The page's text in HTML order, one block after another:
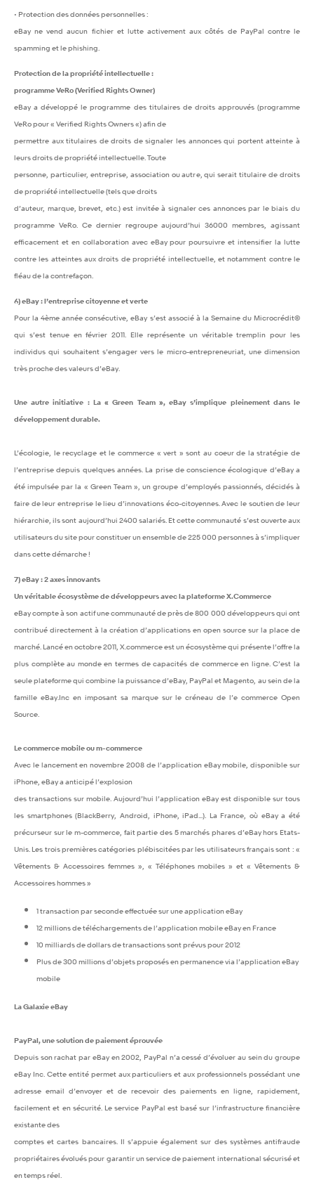
• Protection des données personnelles :
eBay ne vend aucun fichier et lutte activement aux côtés de PayPal contre le
spamming et le phishing.
Protection de la propriété intellectuelle :
programme VeRo (Verified Rights Owner)
eBay a développé le programme des titulaires de droits approuvés (programme
VeRo pour « Verified Rights Owners «) afin de
permettre aux titulaires de droits de signaler les annonces qui portent atteinte à
leurs droits de propriété intellectuelle. Toute
personne, particulier, entreprise, association ou autre, qui serait titulaire de droits
de propriété intellectuelle (tels que droits
d’auteur, marque, brevet, etc.) est invitée à signaler ces annonces par le biais du
programme VeRo. Ce dernier regroupe aujourd’hui 36000 membres, agissant
efficacement et en collaboration avec eBay pour poursuivre et intensifier la lutte
contre les atteintes aux droits de propriété intellectuelle, et notamment contre le
fléau de la contrefaçon.
6) eBay : l’entreprise citoyenne et verte
Pour la 4ème année consécutive, eBay s’est associé à la Semaine du Microcrédit©
qui s’est tenue en février 2011. Elle représente un véritable tremplin pour les
individus qui souhaitent s’engager vers le micro-entrepreneuriat, une dimension
très proche des valeurs d’eBay.
Une autre initiative : La « Green Team », eBay s’implique pleinement dans le
développement durable.
L’écologie, le recyclage et le commerce « vert » sont au coeur de la stratégie de
l’entreprise depuis quelques années. La prise de conscience écologique d’eBay a
été impulsée par la « Green Team », un groupe d’employés passionnés, décidés à
faire de leur entreprise le lieu d’innovations éco-citoyennes. Avec le soutien de leur
hiérarchie, ils sont aujourd’hui 2400 salariés. Et cette communauté s’est ouverte aux
utilisateurs du site pour constituer un ensemble de 225 000 personnes à s’impliquer
dans cette démarche !
7) eBay : 2 axes innovants
Un véritable écosystème de développeurs avec la plateforme X.Commerce
eBay compte à son actif une communauté de près de 800 000 développeurs qui ont
contribué directement à la création d’applications en open source sur la place de
marché. Lancé en octobre 2011, X.commerce est un écosystème qui présente l’offre la
plus complète au monde en termes de capacités de commerce en ligne. C’est la
seule plateforme qui combine la puissance d’eBay, PayPal et Magento, au sein de la
famille eBay.Inc en imposant sa marque sur le créneau de l’e commerce Open
Source.
Le commerce mobile ou m-commerce
Avec le lancement en novembre 2008 de l’application eBay mobile, disponible sur
iPhone, eBay a anticipé l’explosion
des transactions sur mobile. Aujourd’hui l’application eBay est disponible sur tous
les smartphones (BlackBerry, Android, iPhone, iPad...). La France, où eBay a été
précurseur sur le m-commerce, fait partie des 5 marchés phares d’eBay hors Etats-
Unis. Les trois premières catégories plébiscitées par les utilisateurs français sont : «
Vêtements & Accessoires femmes », « Téléphones mobiles » et « Vêtements &
Accessoires hommes »
1 transaction par seconde effectuée sur une application eBay
12 millions de téléchargements de l’application mobile eBay en France
10 milliards de dollars de transactions sont prévus pour 2012
Plus de 300 millions d’objets proposés en permanence via l’application eBay
mobile
La Galaxie eBay
PayPal, une solution de paiement éprouvée
Depuis son rachat par eBay en 2002, PayPal n’a cessé d’évoluer au sein du groupe
eBay Inc. Cette entité permet aux particuliers et aux professionnels possédant une
adresse email d’envoyer et de recevoir des paiements en ligne, rapidement,
facilement et en sécurité. Le service PayPal est basé sur l’infrastructure financière
existante des
comptes et cartes bancaires. Il s’appuie également sur des systèmes antifraude
propriétaires évolués pour garantir un service de paiement international sécurisé et
en temps réel.